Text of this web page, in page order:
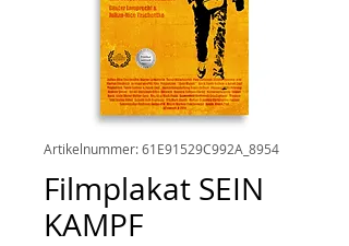
Artikelnummer: 61E91529C992A_8954
Filmplakat SEIN
KAMPF